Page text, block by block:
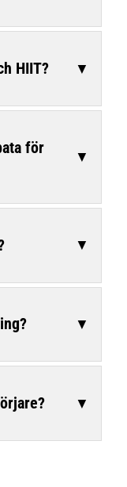
HIIT? ▼
för
▼
▼
▼
▼